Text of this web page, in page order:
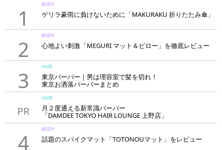
1
BODY
ゲリラ豪雨に負けないために「MAKURAKU 折りたたみ傘」
2
BODY
心地よい刺激「MEGURI マット＆ピロー」を徹底レビュー
3
HAIR
東京バーバー｜男は理容室で髪を切れ！
東京お洒落バーバーまとめ
PR
HAIR
月２度通える新常識バーバー
「DAMDEE TOKYO HAIR LOUNGE 上野店」
4
BODY
話題のスパイクマット「TOTONOUマット」をレビュー